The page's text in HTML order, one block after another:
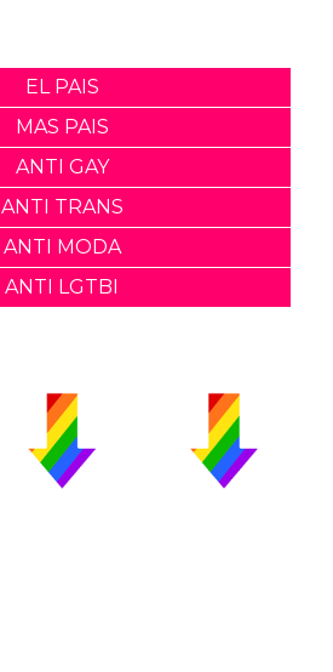
EL PAIS
MAS PAIS
ANTI GAY
ANTI TRANS
ANTI MODA
ANTI LGTBI